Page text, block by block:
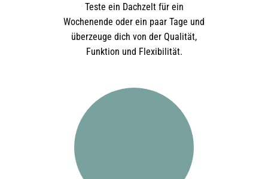
Teste ein Dachzelt für ein
Wochenende oder ein paar Tage und
überzeuge dich von der Qualität,
Funktion und Flexibilität.